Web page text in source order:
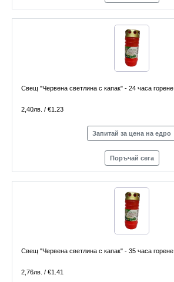
Свещ "Червена светлина с капак" - 24 часа горене
2,40лв. / €1.23
Запитай за цена на едро
Поръчай сега
Свещ "Червена светлина с капак" - 35 часа горене
2,76лв. / €1.41